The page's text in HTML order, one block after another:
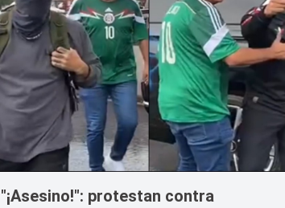
"¡Asesino!": protestan contra